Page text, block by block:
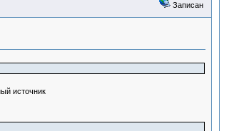
Записан
источник